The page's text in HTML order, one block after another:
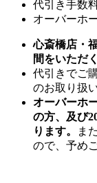
代引き手数
オーバーホ
心斎橋店・
間をいただ
代引きでご
のお取り扱
オーバーホ
の方、及び
ります。
ま
ので、予め